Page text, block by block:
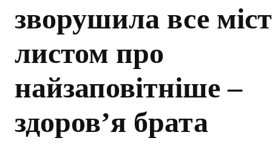
зворушила все
листом про
найзаповітніше –
здоров’я брата